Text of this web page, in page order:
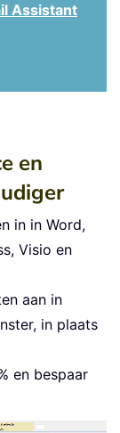
Assistant
en
in in Word,
Visio en
aan in
in plaats
en bespaar